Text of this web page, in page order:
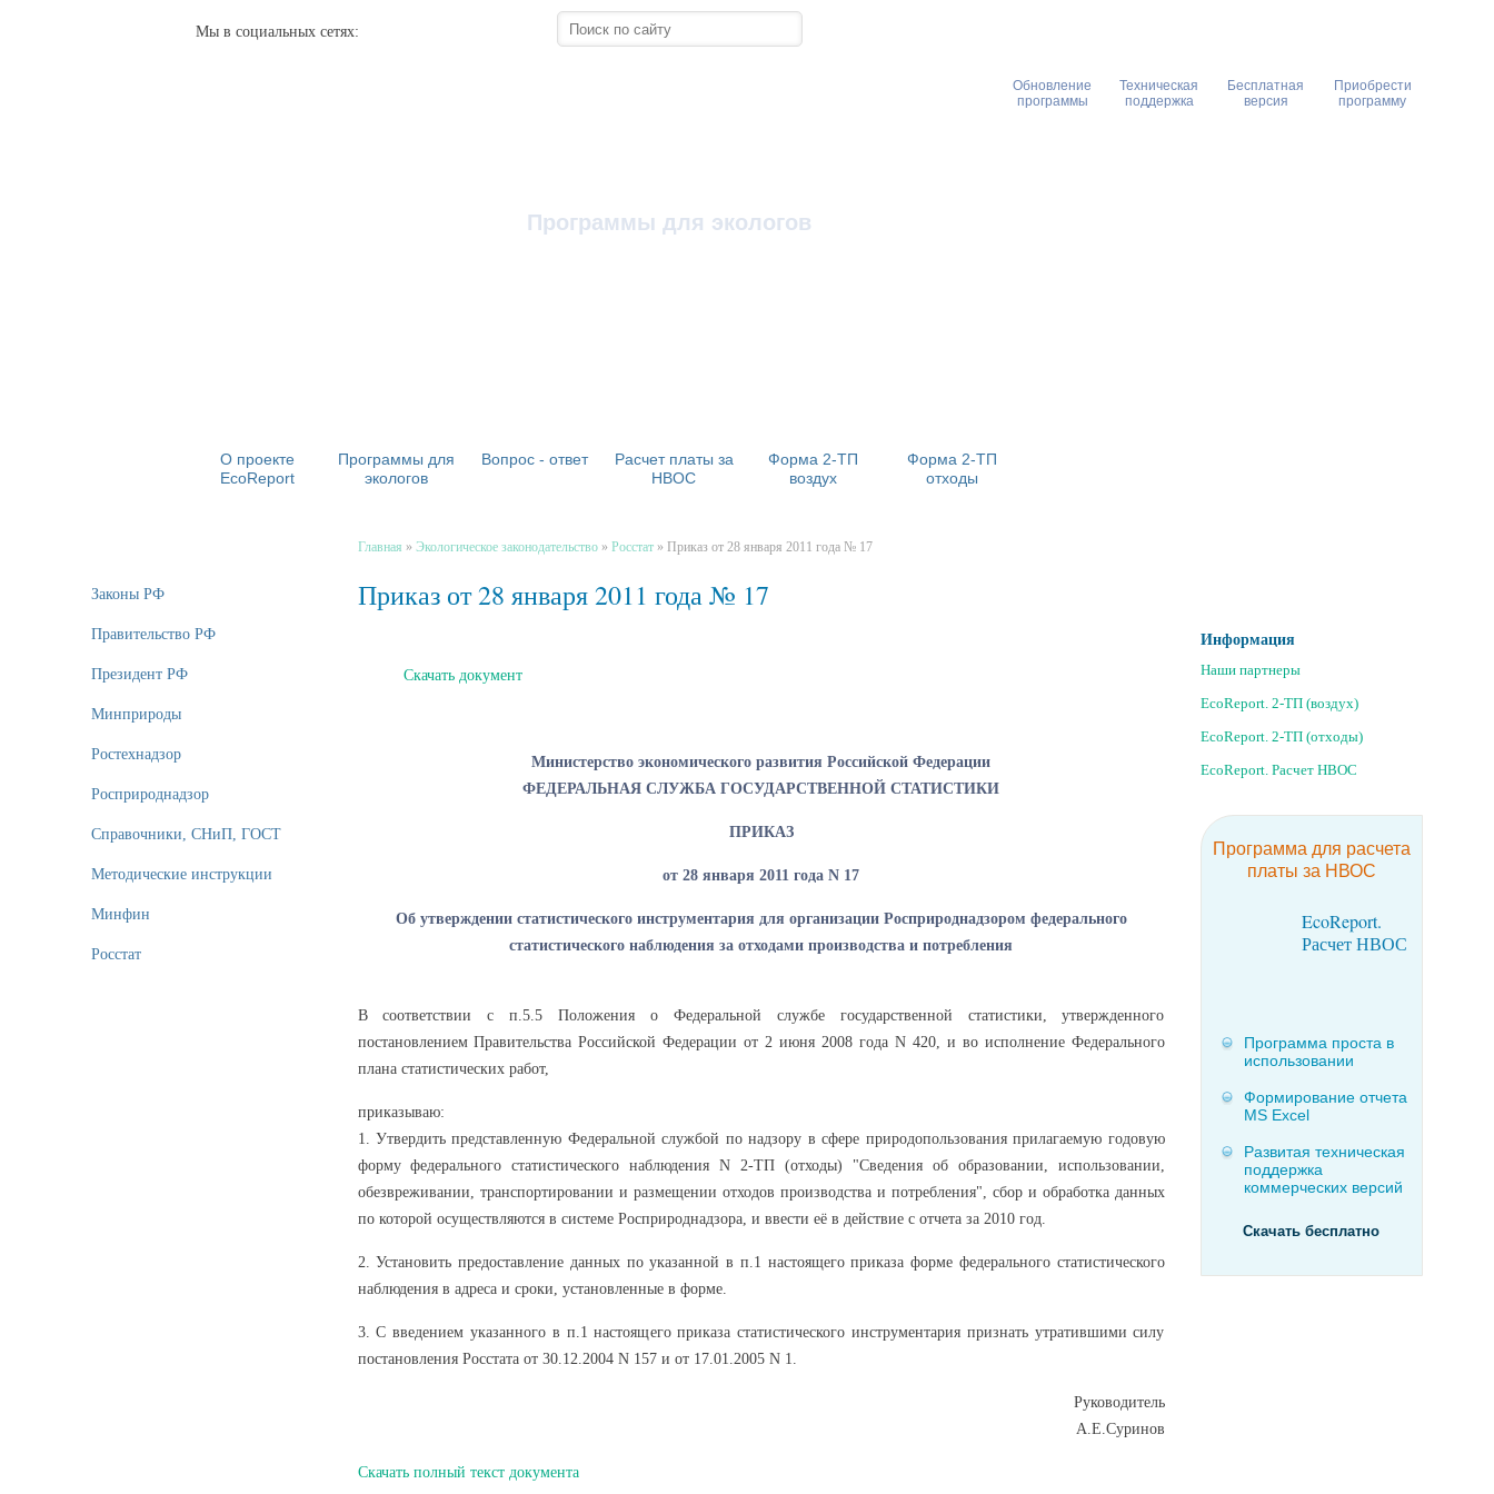
Мы в социальных сетях:
Программы для экологов
Приобрести
программу
Бесплатная
версия
Техническая
поддержка
Обновление
программы
О проекте
EcoReport
Программы для
экологов
Вопрос - ответ
Расчет платы за
НВОС
Форма 2-ТП
воздух
Форма 2-ТП
отходы
Главная » Экологическое законодательство» Росстат» Приказ от 28 января 2011 года № 17
Приказ от 28 января 2011 года № 17
Cкачать документ
Министерство экономического развития Российской Федерации
ФЕДЕРАЛЬНАЯ СЛУЖБА ГОСУДАРСТВЕННОЙ СТАТИСТИКИ
ПРИКАЗ
от 28 января 2011 года N 17
Об утверждении статистического инструментария для организации Росприроднадзором федерального
статистического наблюдения за отходами производства и потребления
В соответствии с п.5.5 Положения о Федеральной службе государственной статистики, утвержденного
постановлением Правительства Российской Федерации от 2 июня 2008 года N 420, и во исполнение Федерального
плана статистических работ,
приказываю:
1. Утвердить представленную Федеральной службой по надзору в сфере природопользования прилагаемую годовую
форму федерального статистического наблюдения N 2-ТП (отходы) "Сведения об образовании, использовании,
обезвреживании, транспортировании и размещении отходов производства и потребления", сбор и обработка данных
по которой осуществляются в системе Росприроднадзора, и ввести её в действие с отчета за 2010 год.
2. Установить предоставление данных по указанной в п.1 настоящего приказа форме федерального статистического
наблюдения в адреса и сроки, установленные в форме.
3. С введением указанного в п.1 настоящего приказа статистического инструментария признать утратившими силу
постановления Росстата от 30.12.2004 N 157 и от 17.01.2005 N 1.
Руководитель
А.Е.Суринов
Скачать полный текст документа
Законы РФ
Правительство РФ
Президент РФ
Минприроды
Ростехнадзор
Росприроднадзор
Справочники, СНиП, ГОСТ
Методические инструкции
Минфин
Росстат
Информация
Наши партнеры
EcoReport. 2-ТП (воздух)
EcoReport. 2-ТП (отходы)
EcoReport. Расчет НВОС
Программа для расчета
платы за НВОС
EcoReport.
Расчет НВОС
Программа проста в
использовании
Формирование отчета
MS Excel
Развитая техническая
поддержка
коммерческих версий
Скачать бесплатно